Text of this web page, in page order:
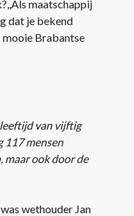
maatschappij
dat je bekend
mooie Brabantse
van vijftig
117 mensen
maar ook door de
wethouder Jan